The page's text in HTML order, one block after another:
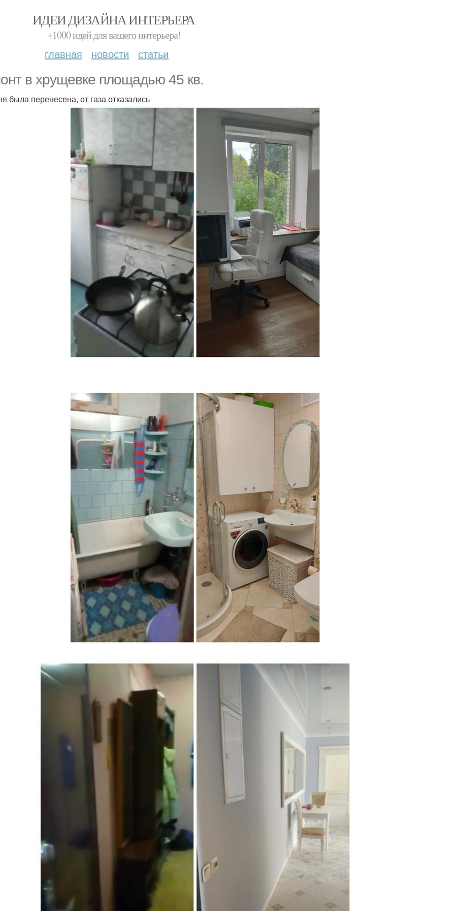
ИДЕИ ДИЗАЙНА ИНТЕРЬЕРА
+1000 идей для вашего интерьера!
главная новости статьи
в хрущевке площадью 45 кв.
была перенесена, от газа отказались